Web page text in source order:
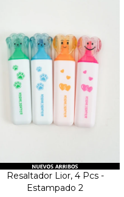
Resaltador Lior, 4 Pcs -
Estampado 2